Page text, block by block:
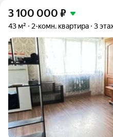
3 100 000 ₽
43 м² 2-комн. квартира 3